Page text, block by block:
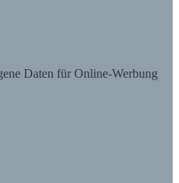
Daten für Online-Werbung